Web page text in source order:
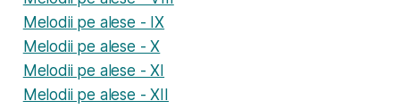
Melodii pe alese - IX
Melodii pe alese - X
Melodii pe alese - XI
Melodii pe alese - XII